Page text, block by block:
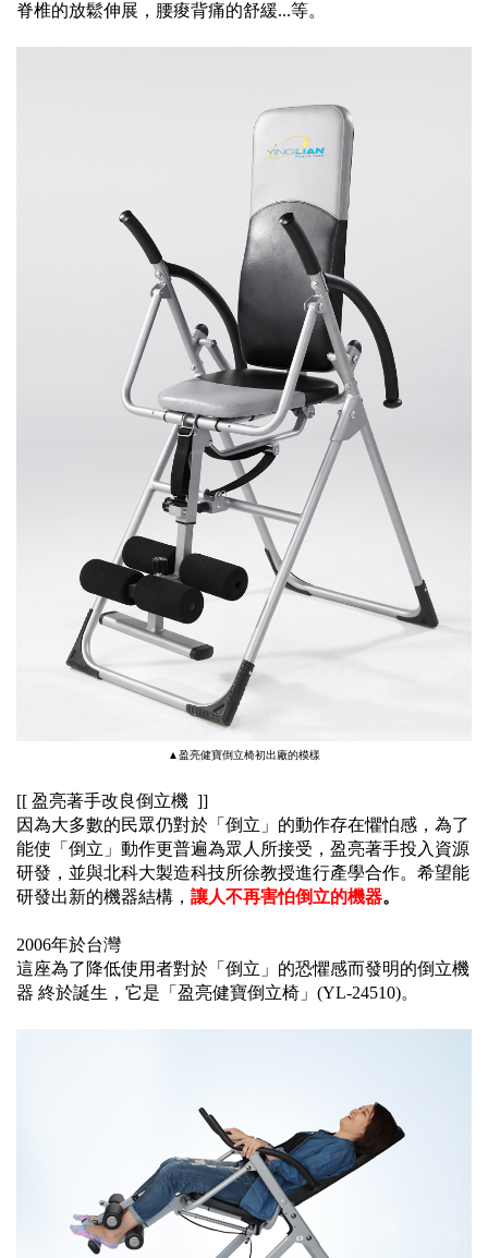
脊椎的放鬆伸展，腰痠背痛的舒緩...等。
▲盈亮健寶倒立椅初出廠的模樣
[[ 盈亮著手改良倒立機 ]]
因為大多數的民眾仍對於「倒立」的動作存在懼怕感， 為了
能使「倒立」動作更普遍為眾人所接受， 盈亮著手投入資源
研發， 並與北科大製造科技所徐教授進行產學合作。 希望能
研發出新的機器結構， 讓人不再害怕倒立的機器。
2006年於台灣
這座為了降低使用者對於「倒立」的恐懼感而發明的倒立機
器 終於誕生，它是「盈亮健寶倒立椅」(YL-24510)。